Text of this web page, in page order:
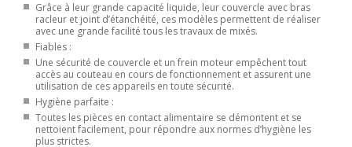
Grâce à leur grande capacité liquide, leur couvercle avec bras
racleur et joint d’étanchéité, ces modèles permettent de réaliser
avec une grande facilité tous les travaux de mixés.
Fiables :
Une sécurité de couvercle et un frein moteur empêchent tout
accès au couteau en cours de fonctionnement et assurent une
utilisation de ces appareils en toute sécurité.
Hygiène parfaite :
Toutes les pièces en contact alimentaire se démontent et se
nettoient facilement, pour répondre aux normes d’hygiène les
plus strictes.